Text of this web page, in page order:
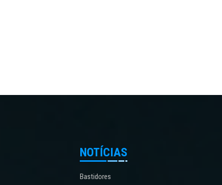
NOTÍCIAS
Bastidores